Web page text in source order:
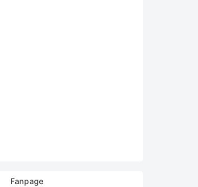
Fanpage